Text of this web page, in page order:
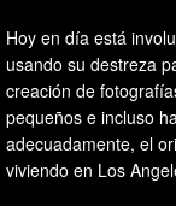
Hoy en día está
usando su destreza
creación de
pequeños e incluso
adecuadamente, el
viviendo en Los